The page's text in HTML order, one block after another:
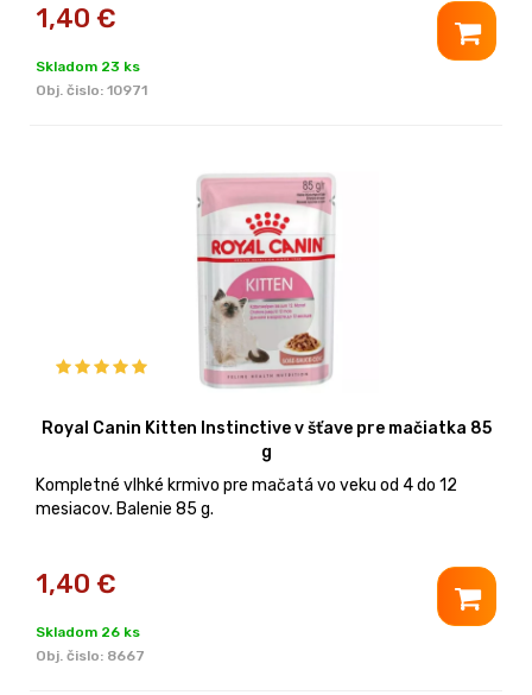
1,40 €
Skladom 23 ks
Obj. čislo: 10971
Royal Canin Kitten Instinctive v šťave pre mačiatka 85
g
Kompletné vlhké krmivo pre mačatá vo veku od 4 do 12
mesiacov. Balenie 85 g.
1,40 €
Skladom 26 ks
Obj. čislo: 8667